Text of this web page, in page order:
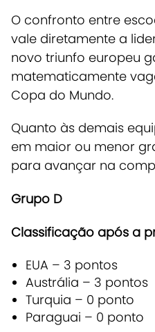
O confronto entre
vale diretamente a
novo triunfo europeu
matematicamente
Copa do Mundo.
Quanto às demais
em maior ou menor
para avançar na
Grupo D
Classificação após a
EUA – 3 pontos
Austrália – 3 pontos
Turquia – 0 ponto
Paraguai – 0 ponto